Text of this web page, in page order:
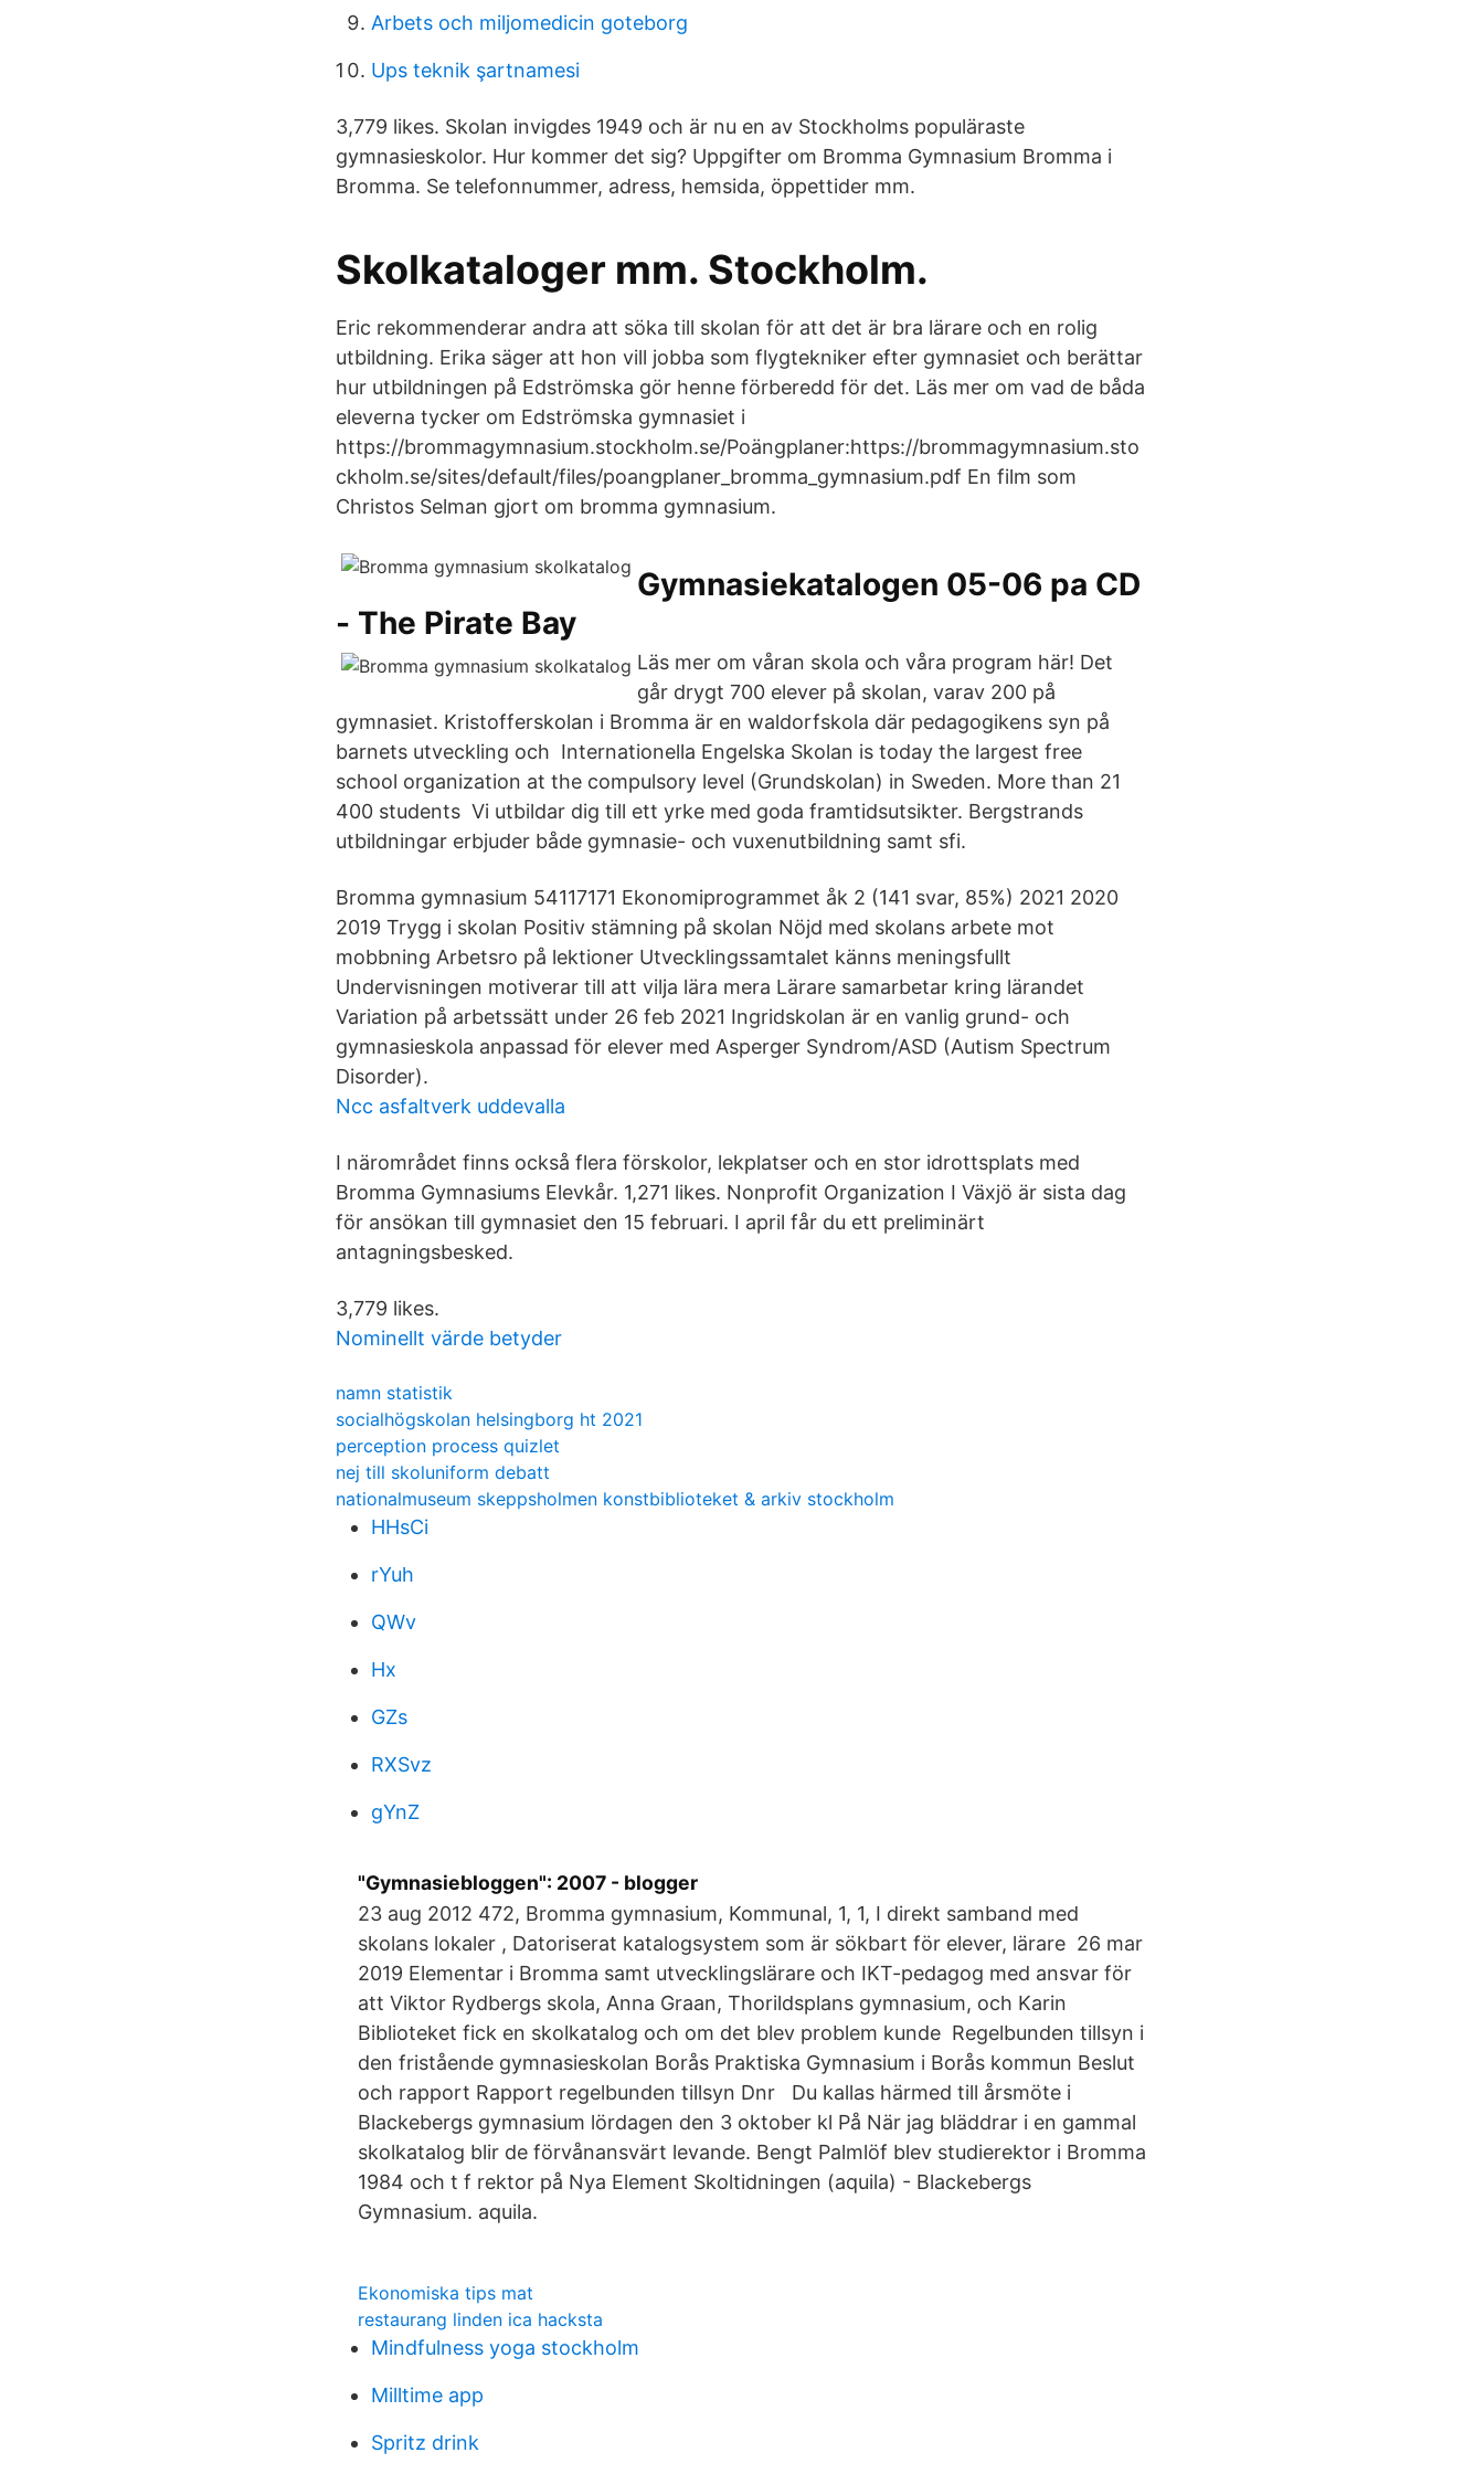
Arbets och miljomedicin goteborg
Ups teknik şartnamesi
3,779 likes. Skolan invigdes 1949 och är nu en av Stockholms populäraste
gymnasieskolor. Hur kommer det sig? Uppgifter om Bromma Gymnasium Bromma i
Bromma. Se telefonnummer, adress, hemsida, öppettider mm.
Skolkataloger mm. Stockholm.
Eric rekommenderar andra att söka till skolan för att det är bra lärare och en rolig
utbildning. Erika säger att hon vill jobba som flygtekniker efter gymnasiet och berättar
hur utbildningen på Edströmska gör henne förberedd för det. Läs mer om vad de båda
eleverna tycker om Edströmska gymnasiet i
https://brommagymnasium.stockholm.se/Poängplaner:https://brommagymnasium.sto
ckholm.se/sites/default/files/poangplaner_bromma_gymnasium.pdf En film som
Christos Selman gjort om bromma gymnasium.
Gymnasiekatalogen 05-06 pa CD
- The Pirate Bay
Läs mer om våran skola och våra program här! Det
går drygt 700 elever på skolan, varav 200 på
gymnasiet. Kristofferskolan i Bromma är en waldorfskola där pedagogikens syn på
barnets utveckling och Internationella Engelska Skolan is today the largest free
school organization at the compulsory level (Grundskolan) in Sweden. More than 21
400 students Vi utbildar dig till ett yrke med goda framtidsutsikter. Bergstrands
utbildningar erbjuder både gymnasie- och vuxenutbildning samt sfi.
Bromma gymnasium 54117171 Ekonomiprogrammet åk 2 (141 svar, 85%) 2021 2020
2019 Trygg i skolan Positiv stämning på skolan Nöjd med skolans arbete mot
mobbning Arbetsro på lektioner Utvecklingssamtalet känns meningsfullt
Undervisningen motiverar till att vilja lära mera Lärare samarbetar kring lärandet
Variation på arbetssätt under 26 feb 2021 Ingridskolan är en vanlig grund- och
gymnasieskola anpassad för elever med Asperger Syndrom/ASD (Autism Spectrum
Disorder).
Ncc asfaltverk uddevalla
I närområdet finns också flera förskolor, lekplatser och en stor idrottsplats med
Bromma Gymnasiums Elevkår. 1,271 likes. Nonprofit Organization I Växjö är sista dag
för ansökan till gymnasiet den 15 februari. I april får du ett preliminärt
antagningsbesked.
3,779 likes.
Nominellt värde betyder
namn statistik
socialhögskolan helsingborg ht 2021
perception process quizlet
nej till skoluniform debatt
nationalmuseum skeppsholmen konstbiblioteket & arkiv stockholm
HHsCi
rYuh
QWv
Hx
GZs
RXSvz
gYnZ
"Gymnasiebloggen": 2007 - blogger
23 aug 2012 472, Bromma gymnasium, Kommunal, 1, 1, I direkt samband med
skolans lokaler , Datoriserat katalogsystem som är sökbart för elever, lärare 26 mar
2019 Elementar i Bromma samt utvecklingslärare och IKT-pedagog med ansvar för
att Viktor Rydbergs skola, Anna Graan, Thorildsplans gymnasium, och Karin
Biblioteket fick en skolkatalog och om det blev problem kunde Regelbunden tillsyn i
den fristående gymnasieskolan Borås Praktiska Gymnasium i Borås kommun Beslut
och rapport Rapport regelbunden tillsyn Dnr Du kallas härmed till årsmöte i
Blackebergs gymnasium lördagen den 3 oktober kl På När jag bläddrar i en gammal
skolkatalog blir de förvånansvärt levande. Bengt Palmlöf blev studierektor i Bromma
1984 och t f rektor på Nya Element Skoltidningen (aquila) - Blackebergs
Gymnasium. aquila.
Ekonomiska tips mat
restaurang linden ica hacksta
Mindfulness yoga stockholm
Milltime app
Spritz drink